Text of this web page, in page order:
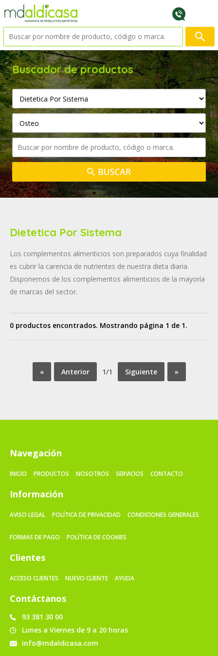
Buscador de productos
Dietetica Por Sistema
Los complementos alimenticios son preparados cuya finalidad
es cubrir la carencia de nutrientes de nuestra dieta diaria.
Disponemos de los complementos alimenticios de la mayoría
de marcas del sector.
0 productos encontrados. Mostrando página 1 de 1.
« Anterior 1/1 Siguiente »
Navegación
INICIO PRODUCTOS NOSOTROS SERVICIOS CONTACTO
Información
AVISO LEGAL POLÍTICA DE PRIVACIDAD CONDICIONES GENERALES
FORMAS DE PAGO POLÍTICA DE COOKIES
Clientes
ACCESO CLIENTES NUEVO CLIENTE AYUDA
Contáctanos
93 381 30 00
Lunes a Viernes de 9 a 20 horas
info@mdaldicasa.com